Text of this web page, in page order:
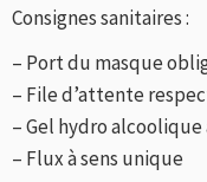
Consignes sanitaires :
– Port du masque
– File d’attente
– Gel hydro
– Flux à sens unique